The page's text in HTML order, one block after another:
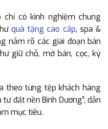
có kinh nghiệm chung
quà tặng cao cấp, spa &
nắm rõ các giai đoạn bán
giữ chỗ, mở bán, cọc, ký
theo từng tệp khách hàng
tư đất nền Bình Dương”, dẫn
mục tiêu.